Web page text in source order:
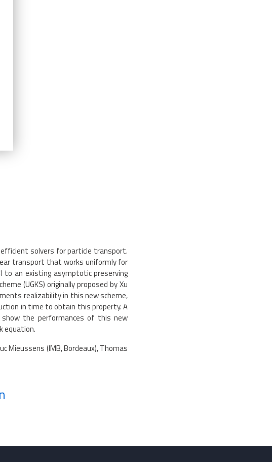
solvers for particle transport.
transport that works uniformly for
to an existing asymptotic preserving
(UGKS) originally proposed by Xu
realizability in this new scheme,
in time to obtain this property. A
the performances of this new
equation.
Mieussens (IMB, Bordeaux), Thomas